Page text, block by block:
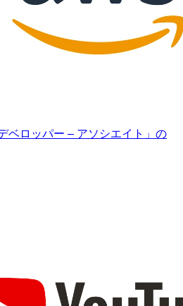
ベロッパー – アソシエイト」の